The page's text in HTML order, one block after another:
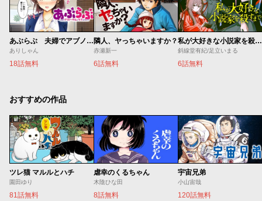
あぶらぶ 夫婦でアブノーマルなラブしませんか？
ありしゃん
18話無料
隣人、ヤっちゃいますか？
赤瀬新一
6話無料
私が大好きな小説家を殺すまで
斜線堂有紀/足立いまる
6話無料
おすすめの作品
ツレ猫 マルルとハチ
園田ゆり
81話無料
虐幸のくるちゃん
木陰ひな田
8話無料
宇宙兄弟
小山宙哉
120話無料